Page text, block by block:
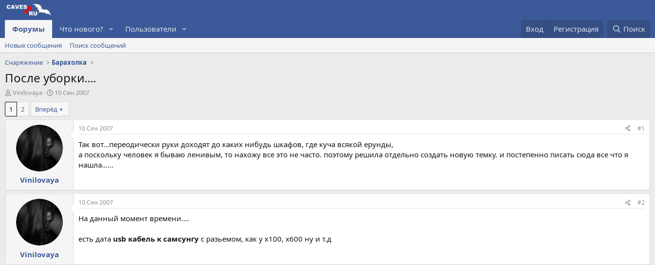
Форумы Что нового? Пользователи Вход Регистрация Поиск
Новые сообщения
Поиск сообщений
Снаряжение
Барахолка
После уборки....
А
в
о
м
Vinilovaya
Д
т
а
а
ч
а
л
10 Сен 2007
1
2 Вперёд
Vinilovaya
10 Сен 2007 #1
Так вот...переодически руки доходят до каких нибудь шкафов, где куча всякой ерунды,
а поскольку человек я бываю ленивым, то нахожу все это не часто. поэтому решила отдельно создать новую темку. и постепенно писать сюда все что я
нашла......
Vinilovaya
10 Сен 2007 #2
На данный момент времени....
есть дата usb кабель к самсунгу с разьемом, как у x100, x600 ну и т.д